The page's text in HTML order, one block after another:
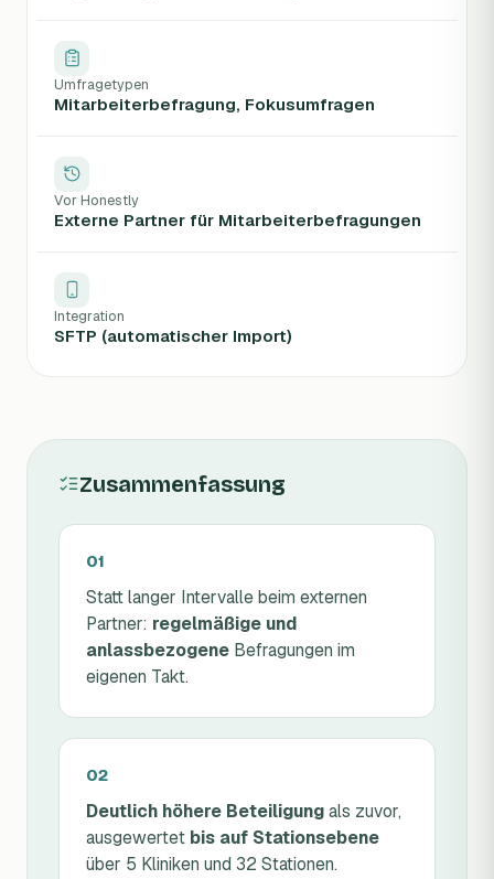
Umfragetypen
Mitarbeiterbefragung, Fokusumfragen
Vor Honestly
Externe Partner für Mitarbeiterbefragungen
Integration
SFTP (automatischer Import)
Zusammenfassung
Statt langer Intervalle beim externen
Partner: regelmäßige und
anlassbezogene Befragungen im
eigenen Takt.
Deutlich höhere Beteiligungals zuvor,
ausgewertet bis auf Stationsebene
über 5 Kliniken und 32 Stationen.